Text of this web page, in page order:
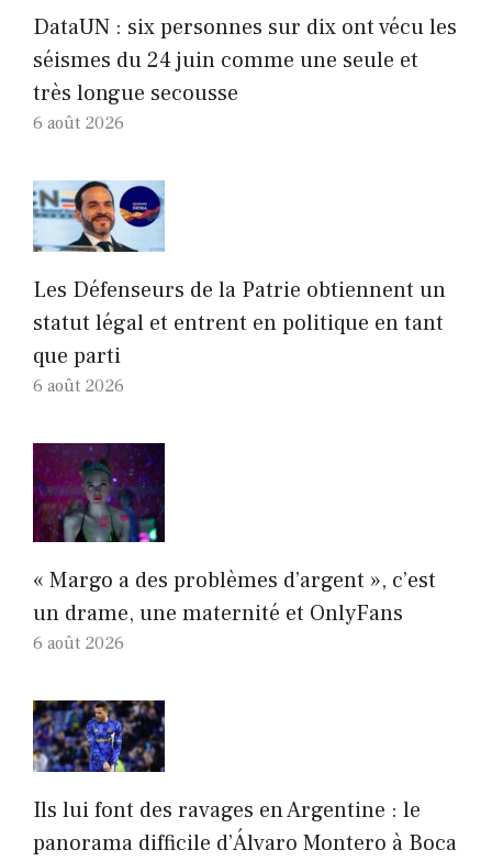
DataUN : six personnes sur dix ont vécu les
séismes du 24 juin comme une seule et
très longue secousse
6 août 2026
Les Défenseurs de la Patrie obtiennent un
statut légal et entrent en politique en tant
que parti
6 août 2026
« Margo a des problèmes d’argent », c’est
un drame, une maternité et OnlyFans
6 août 2026
Ils lui font des ravages en Argentine : le
panorama difficile d’Álvaro Montero à Boca